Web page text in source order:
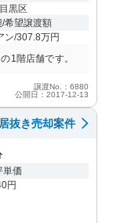
目黒区
/希望譲渡額
ン/307.8万円
1階店舗です。
譲渡No.：6880
公開日：2017-12-13
抜き売却案件
単価
円